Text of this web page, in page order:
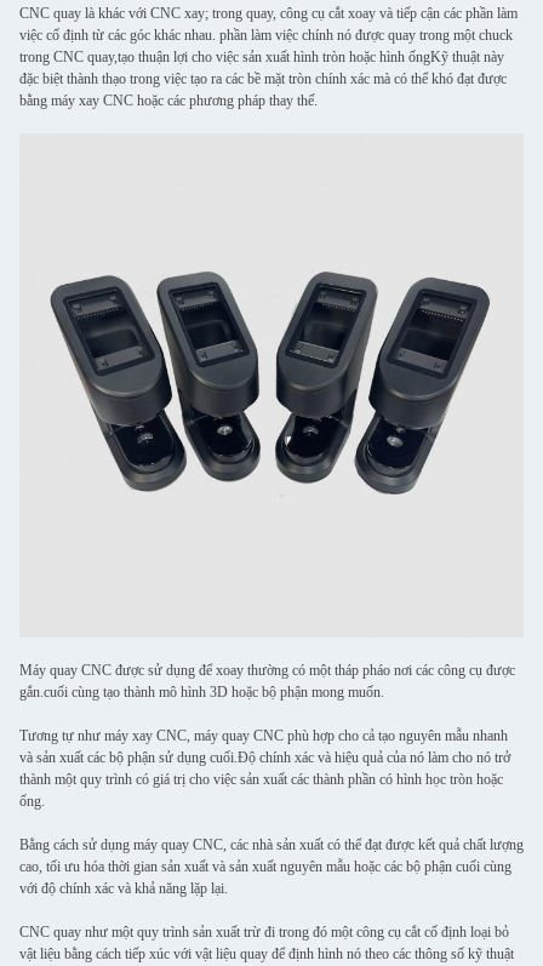
CNC quay là khác với CNC xay; trong quay, công cụ cắt xoay và tiếp cận các phần làm
việc cố định từ các góc khác nhau. phần làm việc chính nó được quay trong một chuck
trong CNC quay,tạo thuận lợi cho việc sản xuất hình tròn hoặc hình ốngKỹ thuật này
đặc biệt thành thạo trong việc tạo ra các bề mặt tròn chính xác mà có thể khó đạt được
bằng máy xay CNC hoặc các phương pháp thay thế.
Máy quay CNC được sử dụng để xoay thường có một tháp pháo nơi các công cụ được
gắn.cuối cùng tạo thành mô hình 3D hoặc bộ phận mong muốn.
Tương tự như máy xay CNC, máy quay CNC phù hợp cho cả tạo nguyên mẫu nhanh
và sản xuất các bộ phận sử dụng cuối.Độ chính xác và hiệu quả của nó làm cho nó trở
thành một quy trình có giá trị cho việc sản xuất các thành phần có hình học tròn hoặc
ống.
Bằng cách sử dụng máy quay CNC, các nhà sản xuất có thể đạt được kết quả chất lượng
cao, tối ưu hóa thời gian sản xuất và sản xuất nguyên mẫu hoặc các bộ phận cuối cùng
với độ chính xác và khả năng lặp lại.
CNC quay như một quy trình sản xuất trừ đi trong đó một công cụ cắt cố định loại bỏ
vật liệu bằng cách tiếp xúc với vật liệu quay để định hình nó theo các thông số kỹ thuật